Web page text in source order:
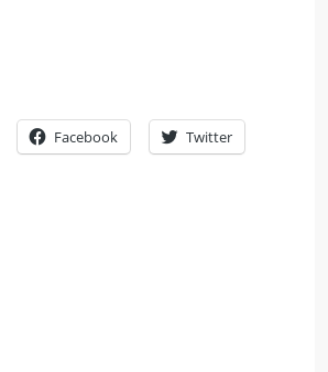
Facebook Twitter